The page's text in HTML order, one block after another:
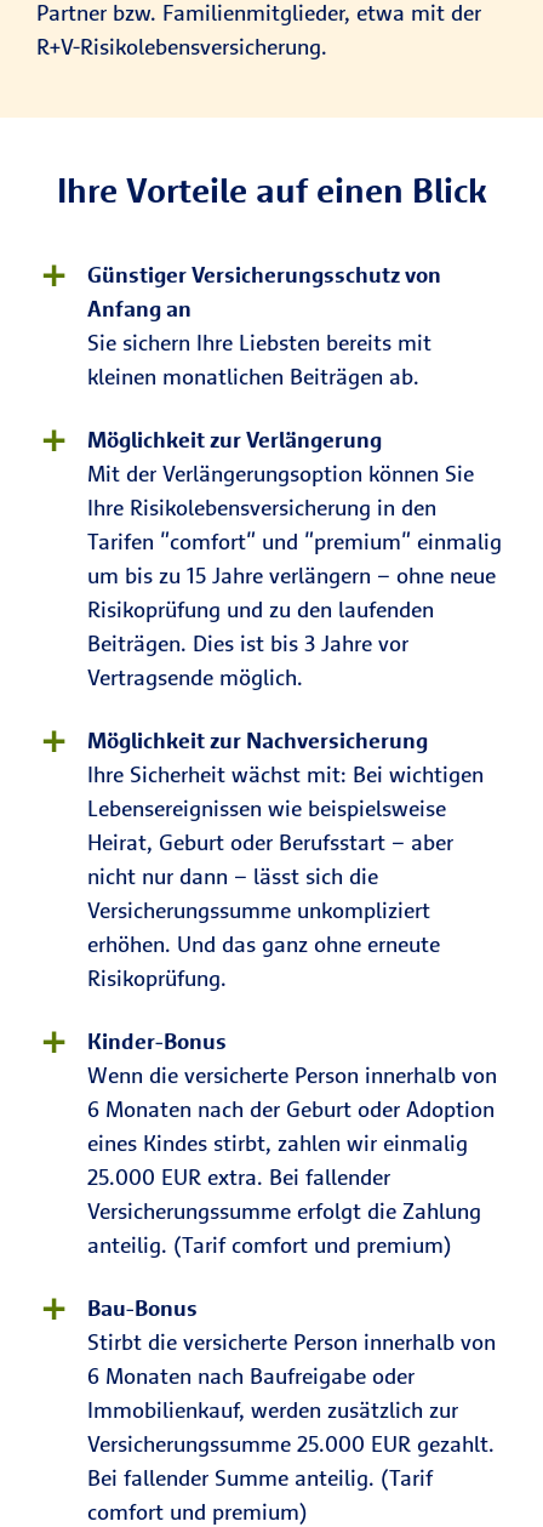
Partner bzw. Familienmitglieder, etwa mit der
R+V-Risikolebensversicherung.
Ihre Vorteile auf einen Blick
Günstiger Versicherungsschutz von
Anfang an
Sie sichern Ihre Liebsten bereits mit
kleinen monatlichen Beiträgen ab.
Möglichkeit zur Verlängerung
Mit der Verlängerungsoption können Sie
Ihre Risikolebensversicherung in den
Tarifen "comfort" und "premium" einmalig
um bis zu 15 Jahre verlängern – ohne neue
Risikoprüfung und zu den laufenden
Beiträgen. Dies ist bis 3 Jahre vor
Vertragsende möglich.
Möglichkeit zur Nachversicherung
Ihre Sicherheit wächst mit: Bei wichtigen
Lebensereignissen wie beispielsweise
Heirat, Geburt oder Berufsstart – aber
nicht nur dann – lässt sich die
Versicherungssumme unkompliziert
erhöhen. Und das ganz ohne erneute
Risikoprüfung.
Kinder-Bonus
Wenn die versicherte Person innerhalb von
6 Monaten nach der Geburt oder Adoption
eines Kindes stirbt, zahlen wir einmalig
25.000 EUR extra. Bei fallender
Versicherungssumme erfolgt die Zahlung
anteilig. (Tarif comfort und premium)
Bau-Bonus
Stirbt die versicherte Person innerhalb von
6 Monaten nach Baufreigabe oder
Immobilienkauf, werden zusätzlich zur
Versicherungssumme 25.000 EUR gezahlt.
Bei fallender Summe anteilig. (Tarif
comfort und premium)